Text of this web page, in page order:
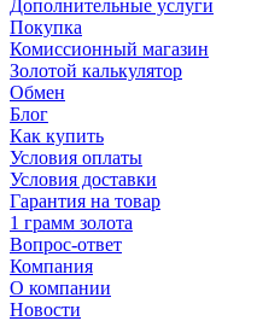
Дополнительные услуги
Покупка
Комиссионный магазин
Золотой калькулятор
Обмен
Блог
Как купить
Условия оплаты
Условия доставки
Гарантия на товар
1 грамм золота
Вопрос-ответ
Компания
О компании
Новости